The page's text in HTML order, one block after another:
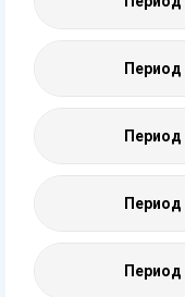
Период
Период
Период
Период